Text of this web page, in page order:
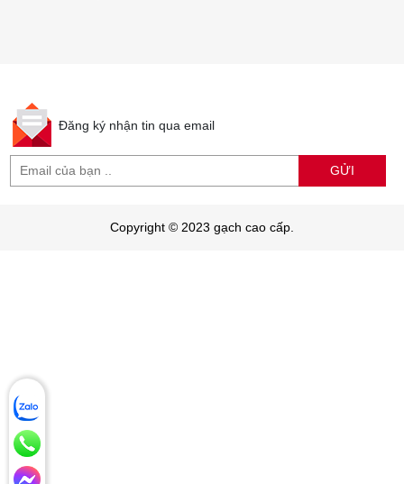
Đăng ký nhận tin qua email
GỬI
Copyright © 2023 gạch cao cấp.